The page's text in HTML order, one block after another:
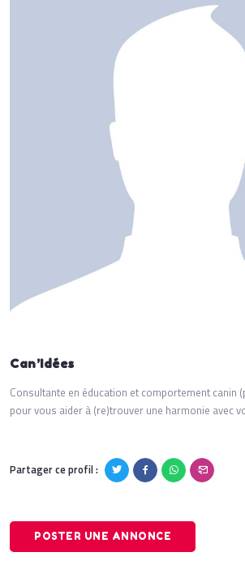
Can’Idées
Consultante en éducation et comportement canin
pour vous aider à (re)trouver une harmonie avec
Partager ce profil :
POSTER UNE ANNONCE